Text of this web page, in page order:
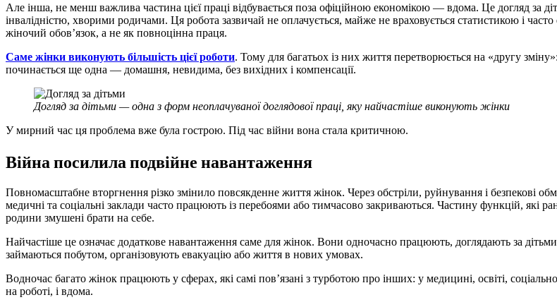
Але інша, не менш важлива частина цієї праці відбувається поза офіційною економікою — вдома. Це догляд за
інвалідністю, хворими родичами. Ця робота зазвичай не оплачується, майже не враховується статистикою і
жіночий обов’язок, а не як повноцінна праця.
Саме жінки виконують більшість цієї роботи. Тому для багатьох із них життя перетворюється на «другу
починається ще одна — домашня, невидима, без вихідних і компенсації.
Догляд за дітьми — одна з форм неоплачуваної доглядової праці, яку найчастіше виконують жінки
У мирний час ця проблема вже була гострою. Під час війни вона стала критичною.
Війна посилила подвійне навантаження
Повномасштабне вторгнення різко змінило повсякденне життя жінок. Через обстріли, руйнування і безпекові
медичні та соціальні заклади часто працюють із перебоями або тимчасово закриваються. Частину функцій, які
родини змушені брати на себе.
Найчастіше це означає додаткове навантаження саме для жінок. Вони одночасно працюють, доглядають за
займаються побутом, організовують евакуацію або життя в нових умовах.
Водночас багато жінок працюють у сферах, які самі пов’язані з турботою про інших: у медицині, освіті,
на роботі, і вдома.